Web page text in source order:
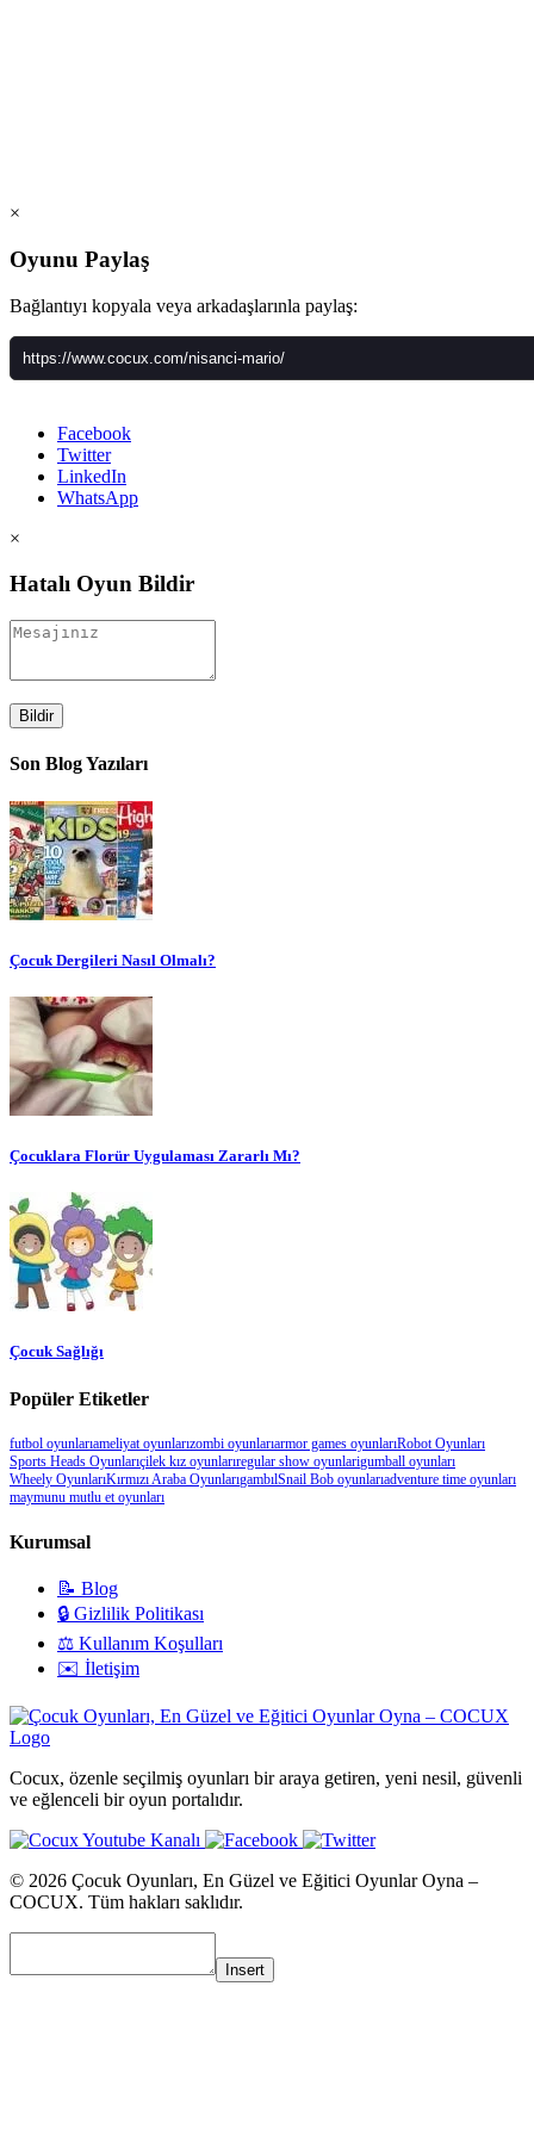
×
Oyunu Paylaş
Bağlantıyı kopyala veya arkadaşlarınla paylaş:
Facebook
Twitter
LinkedIn
WhatsApp
×
Hatalı Oyun Bildir
Bildir
Son Blog Yazıları
Çocuk Dergileri Nasıl Olmalı?
Çocuklara Florür Uygulaması Zararlı Mı?
Çocuk Sağlığı
Popüler Etiketler
futbol oyunlarıameliyat oyunlarızombi oyunlarıarmor games oyunlarıRobot Oyunları
Sports Heads Oyunlarıçilek kız oyunlarıregular show oyunlarigumball oyunları
Wheely OyunlarıKırmızı Araba OyunlarıgambılSnail Bob oyunlarıadventure time oyunları
maymunu mutlu et oyunları
Kurumsal
📝 Blog
🔒 Gizlilik Politikası
⚖️ Kullanım Koşulları
✉️ İletişim
Cocux, özenle seçilmiş oyunları bir araya getiren, yeni nesil, güvenli
ve eğlenceli bir oyun portalıdır.
© 2026 Çocuk Oyunları, En Güzel ve Eğitici Oyunlar Oyna –
COCUX. Tüm hakları saklıdır.
Insert